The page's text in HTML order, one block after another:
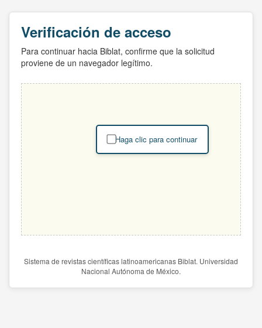
Verificación de acceso
Para continuar hacia Biblat, confirme que la solicitud
proviene de un navegador legítimo.
Haga clic para continuar
Sistema de revistas científicas latinoamericanas Biblat. Universidad
Nacional Autónoma de México.